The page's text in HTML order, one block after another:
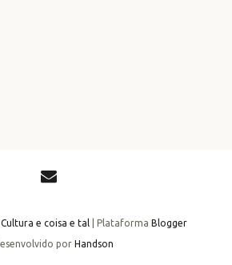
Cultura e coisa e tal| Plataforma Blogger
por Handson